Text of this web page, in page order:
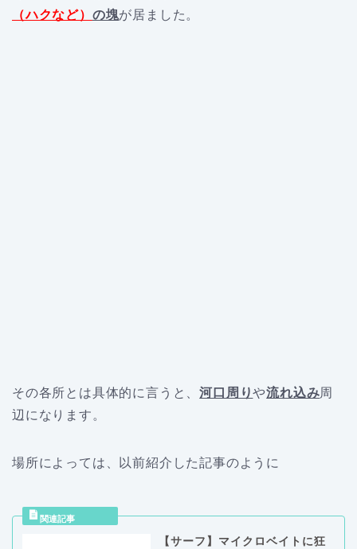
（ハクなど） の塊が居ました。
その各所とは具体的に言うと、河口周りや流れ込み周
辺になります。
場所によっては、以前紹介した記事のように
【サーフ】マイクロベイトに狂